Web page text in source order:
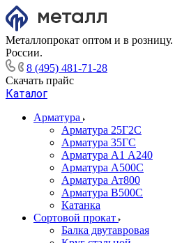
Металлопрокат оптом и в розницу.
России.
8 (495) 481-71-28
Скачать прайс
Каталог
Арматура
Арматура 25Г2С
Арматура 35ГС
Арматура А1 А240
Арматура А500С
Арматура Ат800
Арматура В500С
Катанка
Сортовой прокат
Балка двутавровая